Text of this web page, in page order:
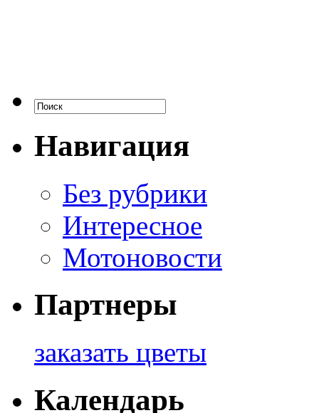
Навигация
Без рубрики
Интересное
Мотоновости
Партнеры
заказать цветы
Календарь